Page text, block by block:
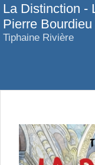
La Distinction -
Pierre Bourdieu
Tiphaine Rivière